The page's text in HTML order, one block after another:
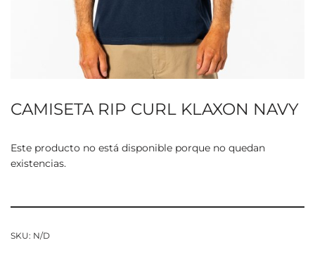
CAMISETA RIP CURL KLAXON NAVY
Este producto no está disponible porque no quedan
existencias.
SKU: N/D